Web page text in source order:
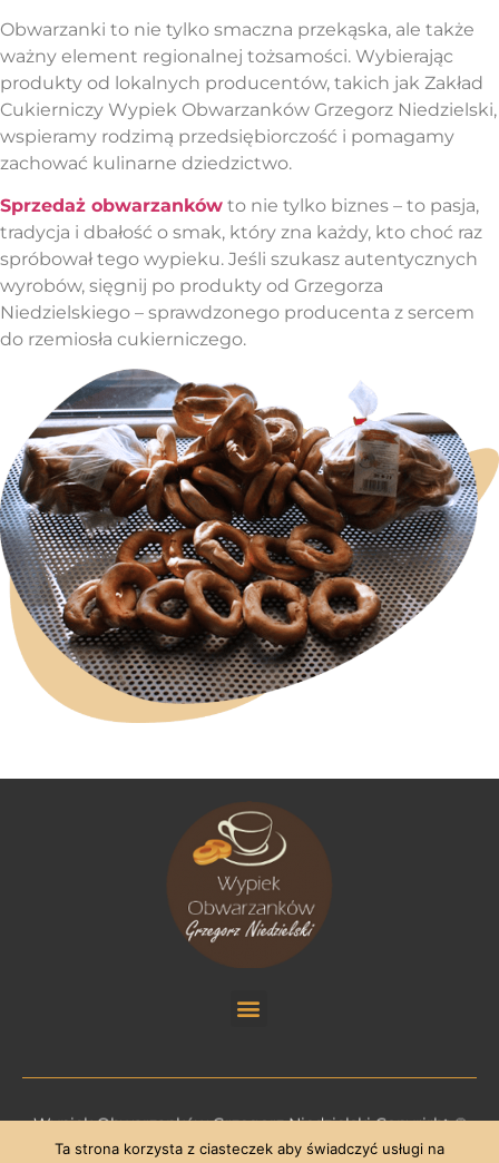
Obwarzanki to nie tylko smaczna przekąska, ale także
ważny element regionalnej tożsamości. Wybierając
produkty od lokalnych producentów, takich jak Zakład
Cukierniczy Wypiek Obwarzanków Grzegorz Niedzielski,
wspieramy rodzimą przedsiębiorczość i pomagamy
zachować kulinarne dziedzictwo.
Sprzedaż obwarzanków to nie tylko biznes – to pasja,
tradycja i dbałość o smak, który zna każdy, kto choć raz
spróbował tego wypieku. Jeśli szukasz autentycznych
wyrobów, sięgnij po produkty od Grzegorza
Niedzielskiego – sprawdzonego producenta z sercem
do rzemiosła cukierniczego.
Wypiek Obwarzanków Grzegorz Niedzielski Copyrirht ©
2018Neo Fusion
Ta strona korzysta z ciasteczek aby świadczyć usługi na